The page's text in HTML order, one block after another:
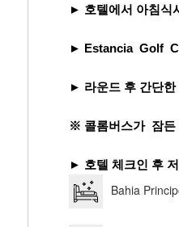
► 호텔에서 아침식
► Estancia Golf
► 라운드 후 간단한
※ 콜롬버스가 잠든
► 호텔 체크인 후
Bahia